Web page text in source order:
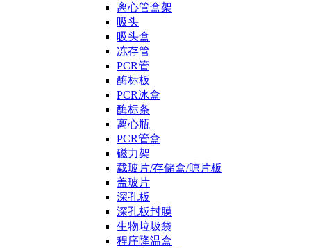
离心管盒架
吸头
吸头盒
冻存管
PCR管
酶标板
PCR冰盒
酶标条
离心瓶
PCR管盒
磁力架
载玻片/存储盒/晾片板
盖玻片
深孔板
深孔板封膜
生物垃圾袋
程序降温盒